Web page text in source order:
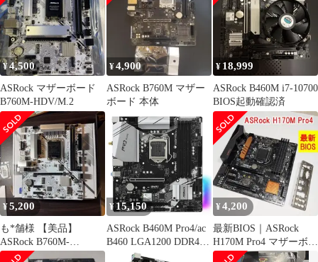
¥4,500
ASRock マザーボード
B760M-HDV/M.2
¥4,900
ASRock B760M マザー
ボード 本体
¥ 18,999
ASRock B460M i7-10700
BIOS起動確認済
¥5,200
も*舗様 【美品】
ASRock B760M-
HDV/M.2 (DDR5対応・
¥15,150
ASRock B460M Pro4/ac
B460 LGA1200 DDR4-
2933 PCIe 3.0 Wi-FI
¥4,200
最新BIOS｜ASRock
H170M Pro4 マザーボー
ド LGA1151